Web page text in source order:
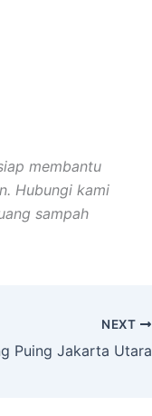
membantu
Hubungi kami
sampah
NEXT
Puing Jakarta Utara